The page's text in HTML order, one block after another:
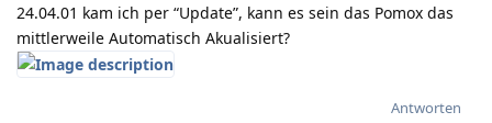
24.04.01 kam ich per “Update”, kann es sein das Pomox das
mittlerweile Automatisch Akualisiert?
Antworten